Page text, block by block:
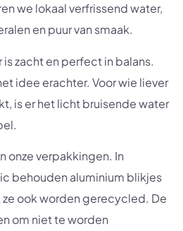
we lokaal verfrissend water,
en puur van smaak.
zacht en perfect in balans.
idee erachter. Voor wie liever
is er het licht bruisende water
onze verpakkingen. In
behouden aluminium blikjes
ze ook worden gerecycled. De
om niet te worden